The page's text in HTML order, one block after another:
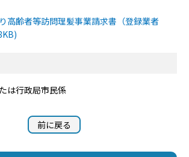
高齢者等訪問理髪事業請求書（登録業者
は行政局市民係
前に戻る